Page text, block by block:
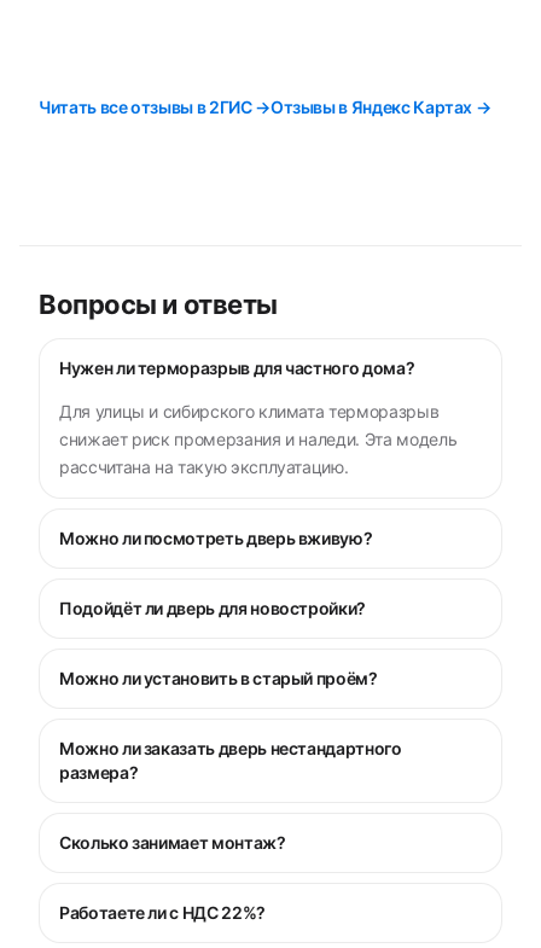
Читать все отзывы в 2ГИС →Отзывы в Яндекс Картах →
Вопросы и ответы
Нужен ли терморазрыв для частного дома?
Для улицы и сибирского климата терморазрыв
снижает риск промерзания и наледи. Эта модель
рассчитана на такую эксплуатацию.
Можно ли посмотреть дверь вживую?
Подойдёт ли дверь для новостройки?
Можно ли установить в старый проём?
Можно ли заказать дверь нестандартного
размера?
Сколько занимает монтаж?
Работаете ли с НДС 22%?